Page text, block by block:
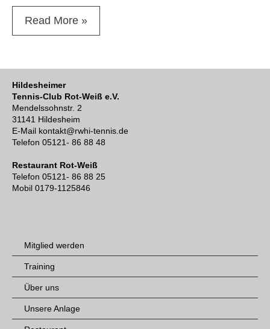
Read More »
Hildesheimer
Tennis-Club Rot-Weiß e.V.
Mendelssohnstr. 2
31141 Hildesheim
E-Mail kontakt@rwhi-tennis.de
Telefon 05121- 86 88 48
Restaurant Rot-Weiß
Telefon 05121- 86 88 25
Mobil 0179-1125846
Mitglied werden
Training
Über uns
Unsere Anlage